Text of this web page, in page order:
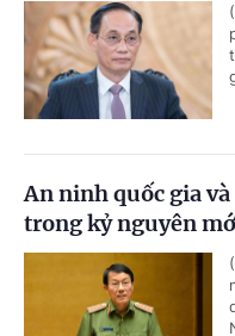
An ninh quốc gia
trong kỷ nguyên